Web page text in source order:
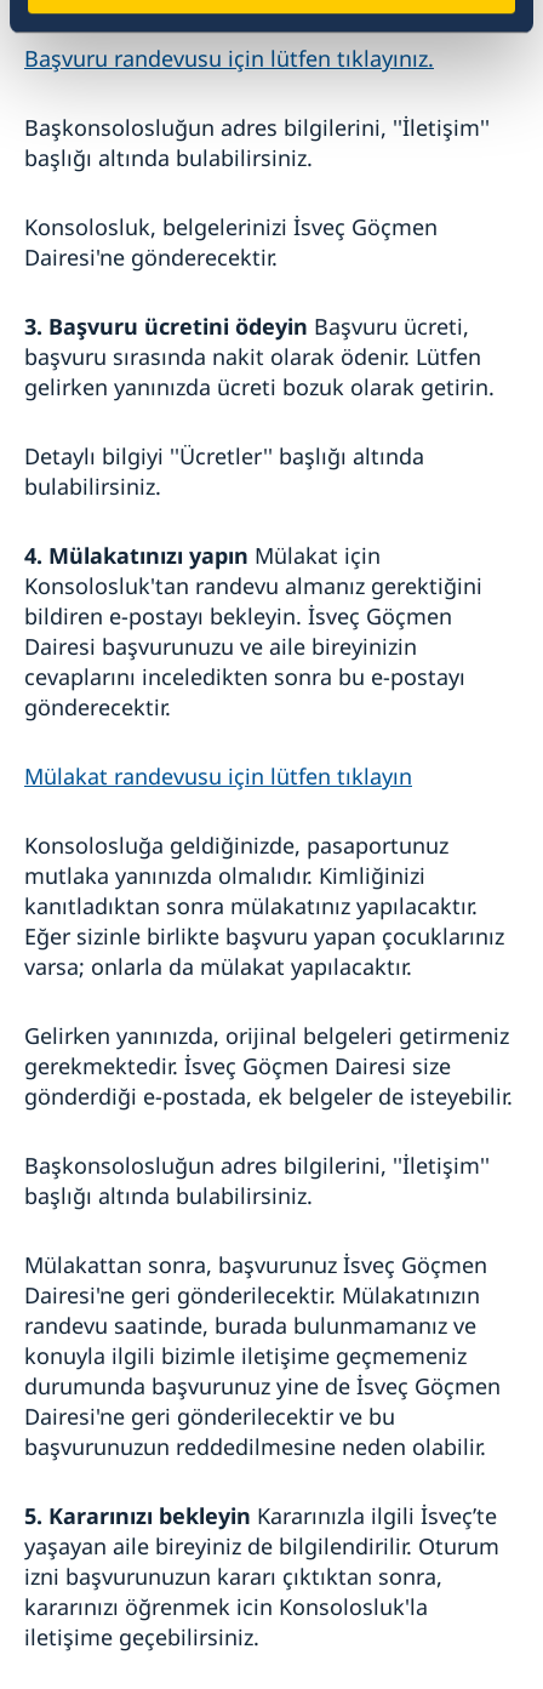
Başvuru randevusu için lütfen tıklayınız.
Başkonsolosluğun adres bilgilerini, ''İletişim''
başlığı altında bulabilirsiniz.
Konsolosluk, belgelerinizi İsveç Göçmen
Dairesi'ne gönderecektir.
3. Başvuru ücretini ödeyin Başvuru ücreti,
başvuru sırasında nakit olarak ödenir. Lütfen
gelirken yanınızda ücreti bozuk olarak getirin.
Detaylı bilgiyi ''Ücretler'' başlığı altında
bulabilirsiniz.
4. Mülakatınızı yapın Mülakat için
Konsolosluk'tan randevu almanız gerektiğini
bildiren e-postayı bekleyin. İsveç Göçmen
Dairesi başvurunuzu ve aile bireyinizin
cevaplarını inceledikten sonra bu e-postayı
gönderecektir.
Mülakat randevusu için lütfen tıklayın
Konsolosluğa geldiğinizde, pasaportunuz
mutlaka yanınızda olmalıdır. Kimliğinizi
kanıtladıktan sonra mülakatınız yapılacaktır.
Eğer sizinle birlikte başvuru yapan çocuklarınız
varsa; onlarla da mülakat yapılacaktır.
Gelirken yanınızda, orijinal belgeleri getirmeniz
gerekmektedir. İsveç Göçmen Dairesi size
gönderdiği e-postada, ek belgeler de isteyebilir.
Başkonsolosluğun adres bilgilerini, ''İletişim''
başlığı altında bulabilirsiniz.
Mülakattan sonra, başvurunuz İsveç Göçmen
Dairesi'ne geri gönderilecektir. Mülakatınızın
randevu saatinde, burada bulunmamanız ve
konuyla ilgili bizimle iletişime geçmemeniz
durumunda başvurunuz yine de İsveç Göçmen
Dairesi'ne geri gönderilecektir ve bu
başvurunuzun reddedilmesine neden olabilir.
5. Kararınızı bekleyin Kararınızla ilgili İsveç’te
yaşayan aile bireyiniz de bilgilendirilir. Oturum
izni başvurunuzun kararı çıktıktan sonra,
kararınızı öğrenmek icin Konsolosluk'la
iletişime geçebilirsiniz.